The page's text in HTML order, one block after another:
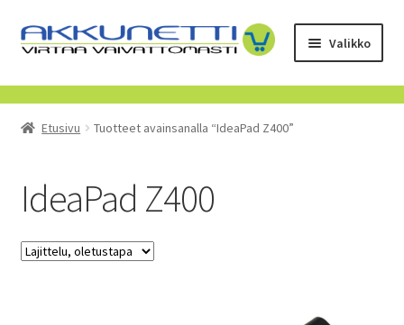
Siirry
navigointiin
Siirry
sisältöön
Valikko
Kauppa
Tietoa meistä
Yrityksille
Etusivu Tuotteet avainsanalla “IdeaPad Z400”
IdeaPad Z400